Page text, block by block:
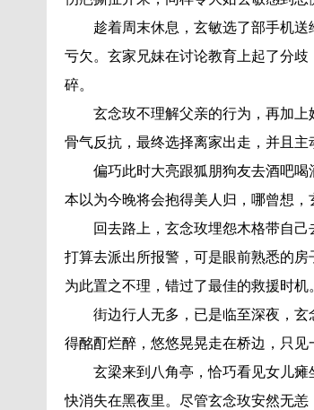
趁着周末休息，玄敏选了部手机送
亏欠。玄家兄妹在讨论教育上起了分
碎。
玄念玫不理解父亲的行为，再加上
骨气反抗，最终选择离家出走，并且主
偏巧此时大亮跟狐朋狗友去酒吧喝
本以为今晚将会抱得美人归，哪曾想，
回去路上，玄念玫埋怨木格带自己
打算去派出所报警，可是眼前熟悉的
为此置之不理，错过了最佳的救援时机
街边行人无多，已是临至深夜，玄
得酩酊烂醉，悠悠晃晃走在桥边，只见
玄梁来到八角亭，恰巧看见女儿瘫
快消失在黑夜里。尽管玄念玫安然无